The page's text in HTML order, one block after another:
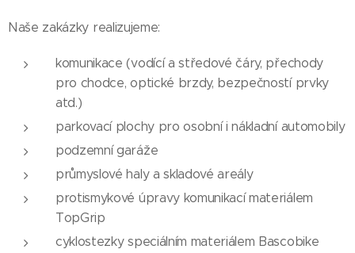
Naše zakázky realizujeme:
komunikace (vodící a středové čáry, přechody
pro chodce, optické brzdy, bezpečností prvky
atd.)
parkovací plochy pro osobní i nákladní automobily
podzemní garáže
průmyslové haly a skladové areály
protismykové úpravy komunikací materiálem
TopGrip
cyklostezky speciálním materiálem Bascobike